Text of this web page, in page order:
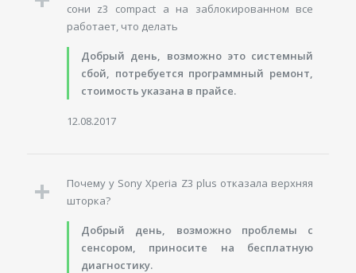
сони z3 compact а на заблокированном все
работает, что делать
Добрый день, возможно это системный
сбой, потребуется программный ремонт,
стоимость указана в прайсе.
12.08.2017
Почему у Sony Xperia Z3 plus отказала верхняя
шторка?
Добрый день, возможно проблемы с
сенсором, приносите на бесплатную
диагностику.